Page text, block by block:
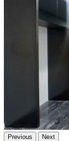
Previous Next